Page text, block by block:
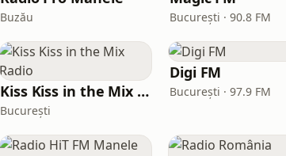
Buzău București · 90.8 FM
Kiss Kiss in the Mix Radio
București
Digi FM
București · 97.9 FM